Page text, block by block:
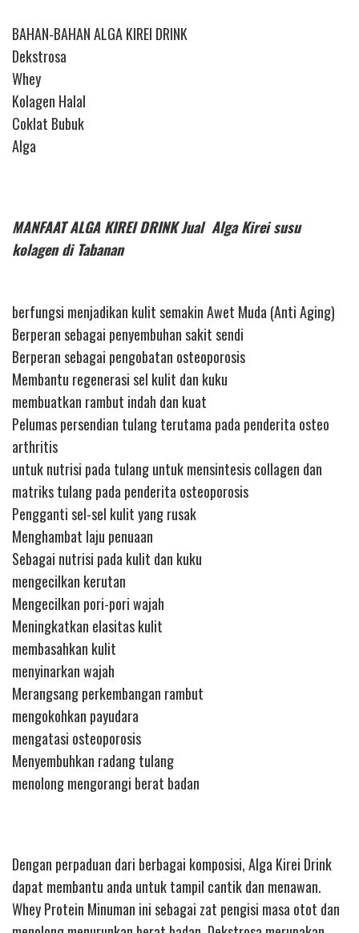
BAHAN-BAHAN ALGA KIREI DRINK
Dekstrosa
Whey
Kolagen Halal
Coklat Bubuk
Alga
MANFAAT ALGA KIREI DRINK Jual Alga Kirei susu
kolagen di Tabanan
berfungsi menjadikan kulit semakin Awet Muda (Anti Aging)
Berperan sebagai penyembuhan sakit sendi
Berperan sebagai pengobatan osteoporosis
Membantu regenerasi sel kulit dan kuku
membuatkan rambut indah dan kuat
Pelumas persendian tulang terutama pada penderita osteo
arthritis
untuk nutrisi pada tulang untuk mensintesis collagen dan
matriks tulang pada penderita osteoporosis
Pengganti sel-sel kulit yang rusak
Menghambat laju penuaan
Sebagai nutrisi pada kulit dan kuku
mengecilkan kerutan
Mengecilkan pori-pori wajah
Meningkatkan elasitas kulit
membasahkan kulit
menyinarkan wajah
Merangsang perkembangan rambut
mengokohkan payudara
mengatasi osteoporosis
Menyembuhkan radang tulang
menolong mengorangi berat badan
Dengan perpaduan dari berbagai komposisi, Alga Kirei Drink
dapat membantu anda untuk tampil cantik dan menawan.
Whey Protein Minuman ini sebagai zat pengisi masa otot dan